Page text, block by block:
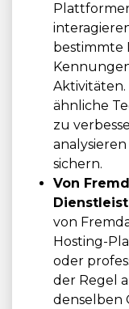
bestimmte
Aktivitäten.
ähnliche
zu
sichern.
Von
von
Hosting-
oder
der Regel
denselben